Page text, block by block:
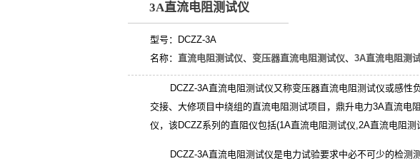
3A直流电阻测试仪
型号：DCZZ-3A
名称： 直流电阻测试仪、 变压器直流电阻测试仪、 3A直流电阻测
DCZZ-3A直流电阻测试仪又称变压器直流电阻测试仪或感
交接、大修项目中绕组的直流电阻测试项目，鼎升电力3A直流
仪，该DCZZ系列的直阻仪包括(1A直流电阻测试仪,2A直流电阻测
DCZZ-3A直流电阻测试仪是电力试验要求中必不可少的检